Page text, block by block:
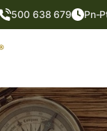
500 638 679 Pn-